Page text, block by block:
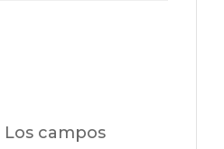
Los campos